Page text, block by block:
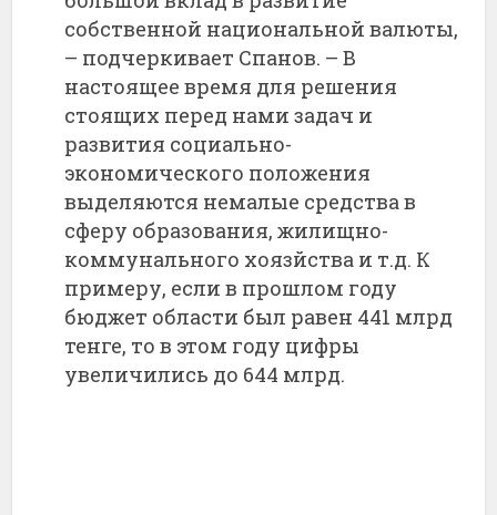
собственной национальной валюты,
– подчеркивает Спанов. – В
настоящее время для решения
стоящих перед нами задач и
развития социально-
экономического положения
выделяются немалые средства в
сферу образования, жилищно-
коммунального хоязйства и т.д. К
примеру, если в прошлом году
бюджет области был равен 441 млрд
тенге, то в этом году цифры
увеличились до 644 млрд.